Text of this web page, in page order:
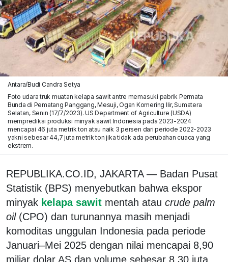
Antara/Budi Candra Setya
Foto udara truk muatan kelapa sawit antre memasuki pabrik Permata
Bunda di Pematang Panggang, Mesuji, Ogan Komering Ilir, Sumatera
Selatan, Senin (17/7/2023). US Department of Agriculture (USDA)
memprediksi produksi minyak sawit Indonesia pada 2023-2024
mencapai 46 juta metrik ton atau naik 3 persen dari periode 2022-2023
yakni sebesar 44,7 juta metrik ton jika tidak ada perubahan cuaca yang
ekstrem.
REPUBLIKA.CO.ID, JAKARTA — Badan Pusat
Statistik (BPS) menyebutkan bahwa ekspor
minyak kelapa sawit mentah atau crude palm
oil(CPO) dan turunannya masih menjadi
komoditas unggulan Indonesia pada periode
Januari–Mei 2025 dengan nilai mencapai 8,90
miliar dolar AS dan volume sebesar 8,30 juta